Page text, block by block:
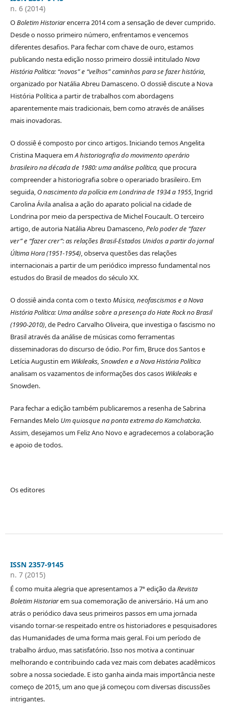
n. 6 (2014)
OBoletim Historiarencerra 2014 com a sensação de dever cumprido.
Desde o nosso primeiro número, enfrentamos e vencemos
diferentes desafios. Para fechar com chave de ouro, estamos
publicando nesta edição nosso primeiro dossiê intituladoNova
História Política: “novos” e “velhos” caminhos para se fazer história,
organizado por Natália Abreu Damasceno. O dossiê discute a Nova
História Política a partir de trabalhos com abordagens
aparentemente mais tradicionais, bem como através de análises
mais inovadoras.
O dossiê é composto por cinco artigos. Iniciando temos Angelita
Cristina Maquera emA historiografia do movimento operário
brasileiro na década de 1980: uma análise política, que procura
compreender a historiografia sobre o operariado brasileiro. Em
seguida, O nascimento da polícia em Londrina de 1934 a 1955, Ingrid
Carolina Ávila analisa a ação do aparato policial na cidade de
Londrina por meio da perspectiva de Michel Foucault. O terceiro
artigo, de autoria Natália Abreu Damasceno,Pelo poder de “fazer
ver” e “fazer crer”: as relações Brasil-Estados Unidos a partir do jornal
Última Hora (1951-1954), observa questões das relações
internacionais a partir de um periódico impresso fundamental nos
estudos do Brasil de meados do século XX.
O dossiê ainda conta com o textoMúsica, neofascismos e a Nova
História Política: Uma análise sobre a presença do Hate Rock no Brasil
(1990-2010), de Pedro Carvalho Oliveira, que investiga o fascismo no
Brasil através da análise de músicas como ferramentas
disseminadoras do discurso de ódio. Por fim, Bruce dos Santos e
Letícia Augustin em Wikileaks, Snowden e a Nova História Política
analisam os vazamentos de informações dos casos Wikileakse
Snowden.
Para fechar a edição também publicaremos a resenha de Sabrina
Fernandes Melo Um quiosque na ponta extrema do Kamchatcka.
Assim, desejamos um Feliz Ano Novo e agradecemos a colaboração
e apoio de todos.
Os editores
ISSN 2357-9145
n. 7 (2015)
É como muita alegria que apresentamos a 7ª edição daRevista
Boletim Historiarem sua comemoração de aniversário. Há um ano
atrás o periódico dava seus primeiros passos em uma jornada
visando tornar-se respeitado entre os historiadores e pesquisadores
das Humanidades de uma forma mais geral. Foi um período de
trabalho árduo, mas satisfatório. Isso nos motiva a continuar
melhorando e contribuindo cada vez mais com debates acadêmicos
sobre a nossa sociedade. E isto ganha ainda mais importância neste
começo de 2015, um ano que já começou com diversas discussões
intrigantes.